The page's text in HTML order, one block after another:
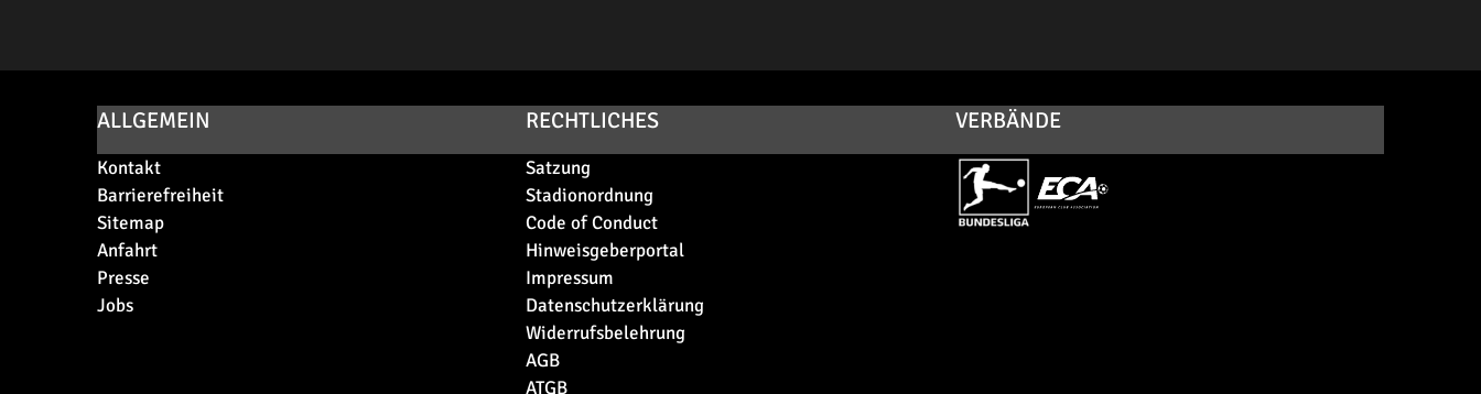
ALLGEMEIN
Kontakt
Barrierefreiheit
Sitemap
Anfahrt
Presse
Jobs
RECHTLICHES
Satzung
Stadionordnung
Code of Conduct
Hinweisgeberportal
Impressum
Datenschutzerklärung
Widerrufsbelehrung
AGB
ATGB
VERBÄNDE